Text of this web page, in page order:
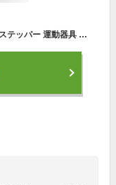
B-SANTE(ビサンテ) 有酸素運動 ウォーキングステッパー 運動器具 ステップ運動